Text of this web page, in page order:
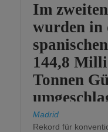
Im
wurden in
144,8
Tonnen
%).
Madrid
Rekord für